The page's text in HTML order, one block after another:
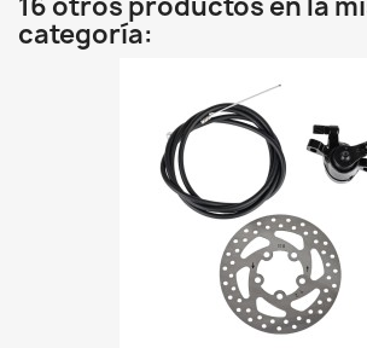
categoría: